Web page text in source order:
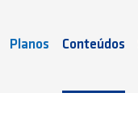
Planos Conteúdos